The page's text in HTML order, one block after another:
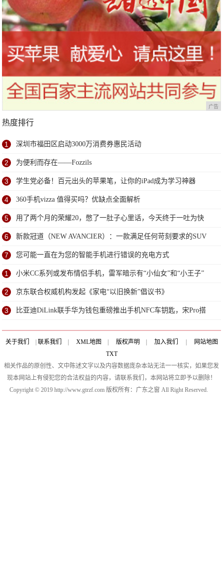
广告
热度排行
1 深圳市福田区启动3000万消费券惠民活动
2 为便利而存在——Fozzils
3 学生党必备！百元出头的苹果笔，让你的iPad成为学习神器
4 360手机vizza 值得买吗？优缺点全面解析
5 用了两个月的荣耀20，憋了一肚子心里话，今天终于一吐为快
6 新款冠道（NEW AVANCIER）：一款满足任何苛刻要求的SUV
7 您可能一直在为您的智能手机进行错误的充电方式
1 小米CC系列或发布情侣手机，雷军暗示有“小仙女”和“小王子”
2 京东联合权威机构发起《家电“以旧换新”倡议书》
3 比亚迪DiLink联手华为钱包重磅推出手机NFC车钥匙，宋Pro搭
载
关于我们 联系我们 XML地图 版权声明 加入我们
网站地图
TXT
相关作品的原创性、文中陈述文字以及内容数据庞杂本站无法一一核实，如果您发
现本网站上有侵犯您的合法权益的内容，请联系我们，本网站将立即予以删除！
Copyright © 2019 http://www.gtrzf.com 版权所有：广东之窗 All Right Reserved.